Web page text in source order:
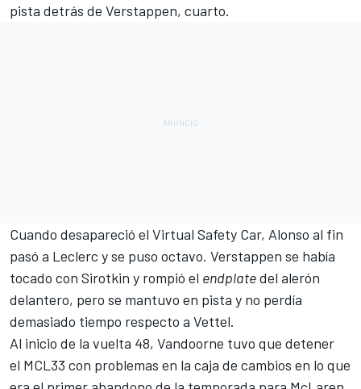
pista detrás de Verstappen, cuarto.
Cuando desapareció el Virtual Safety Car, Alonso al fin
pasó a Leclerc y se puso octavo. Verstappen se había
tocado con Sirotkin y rompió el endplatedel alerón
delantero, pero se mantuvo en pista y no perdía
demasiado tiempo respecto a Vettel.
Al inicio de la vuelta 48, Vandoorne tuvo que detener
el MCL33 con problemas en la caja de cambios en lo que